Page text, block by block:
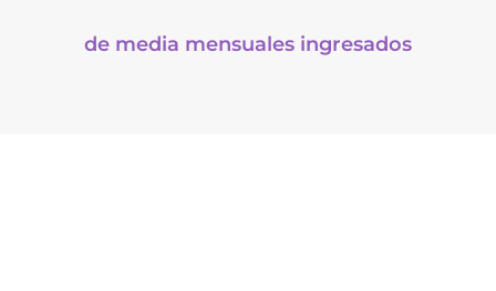
de media mensuales ingresados